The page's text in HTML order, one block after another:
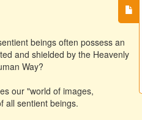
beings often possess an
and shielded by the Heavenly
Way?
our "world of images,
all sentient beings.